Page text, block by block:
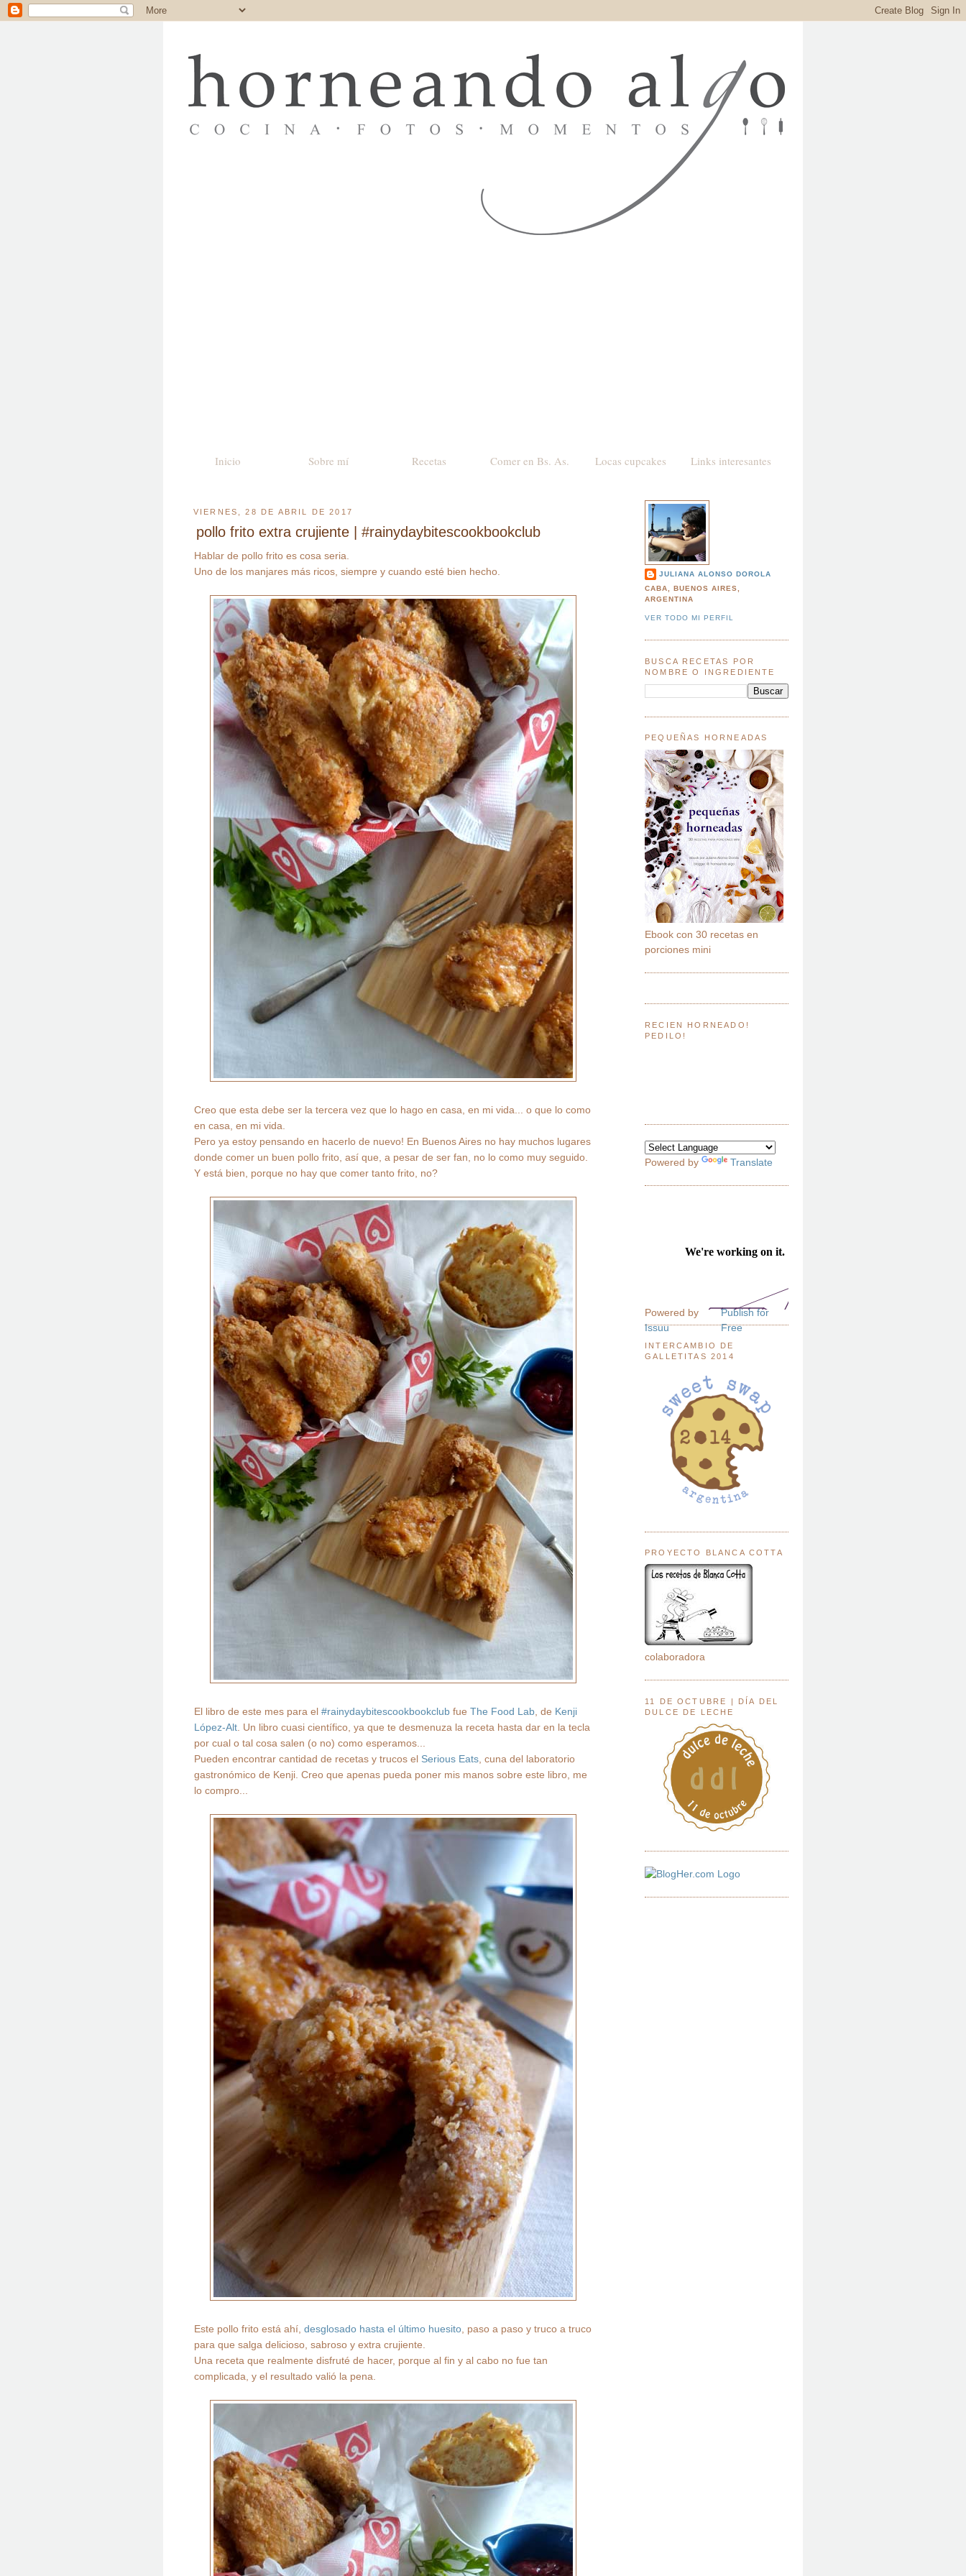
Inicio Sobre mí Recetas Comer en Bs. As. Locas cupcakes Links interesantes
VIERNES, 28 DE ABRIL DE 2017
pollo frito extra crujiente | #rainydaybitescookbookclub
Hablar de pollo frito es cosa seria.
Uno de los manjares más ricos, siempre y cuando esté bien hecho.
Creo que esta debe ser la tercera vez que lo hago en casa, en mi vida... o que lo como
en casa, en mi vida.
Pero ya estoy pensando en hacerlo de nuevo! En Buenos Aires no hay muchos lugares
donde comer un buen pollo frito, así que, a pesar de ser fan, no lo como muy seguido.
Y está bien, porque no hay que comer tanto frito, no?
El libro de este mes para el #rainydaybitescookbookclubfue The Food Lab, de Kenji
López-Alt. Un libro cuasi científico, ya que te desmenuza la receta hasta dar en la tecla
por cual o tal cosa salen (o no) como esperamos...
Pueden encontrar cantidad de recetas y trucos el Serious Eats, cuna del laboratorio
gastronómico de Kenji. Creo que apenas pueda poner mis manos sobre este libro, me
lo compro...
Este pollo frito está ahí, desglosado hasta el último huesito, paso a paso y truco a truco
para que salga delicioso, sabroso y extra crujiente.
Una receta que realmente disfruté de hacer, porque al fin y al cabo no fue tan
complicada, y el resultado valió la pena.
JULIANA ALONSO DOROLA
CABA, BUENOS AIRES,
ARGENTINA
VER TODO MI PERFIL
BUSCA RECETAS POR
NOMBRE O INGREDIENTE
PEQUEÑAS HORNEADAS
Ebook con 30 recetas en
porciones mini
RECIEN HORNEADO!
PEDILO!
Powered by Translate
Powered by
Issuu
Publish for
Free
INTERCAMBIO DE
GALLETITAS 2014
PROYECTO BLANCA COTTA
colaboradora
11 DE OCTUBRE | DÍA DEL
DULCE DE LECHE